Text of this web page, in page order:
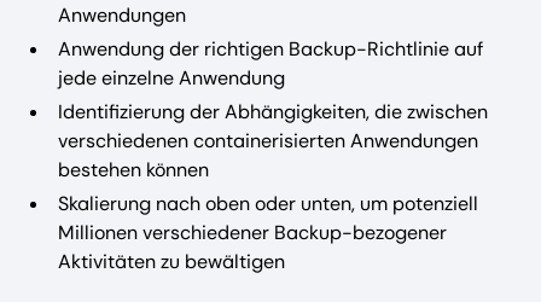
Anwendungen
Anwendung der richtigen Backup-Richtlinie auf
jede einzelne Anwendung
Identifizierung der Abhängigkeiten, die zwischen
verschiedenen containerisierten Anwendungen
bestehen können
Skalierung nach oben oder unten, um potenziell
Millionen verschiedener Backup-bezogener
Aktivitäten zu bewältigen